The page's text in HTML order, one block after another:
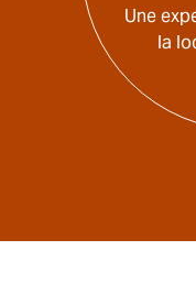
Une
la